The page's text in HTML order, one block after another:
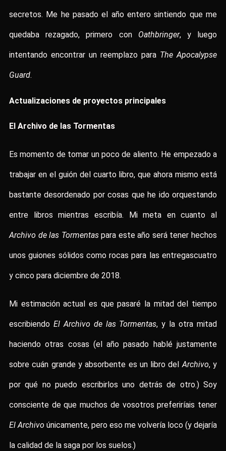
secretos. Me he pasado el año entero sintiendo que me
quedaba rezagado, primero con Oathbringer, y luego
intentando encontrar un reemplazo para The Apocalypse
Guard.
Actualizaciones de proyectos principales
El Archivo de las Tormentas
Es momento de tomar un poco de aliento. He empezado a
trabajar en el guión del cuarto libro, que ahora mismo está
bastante desordenado por cosas que he ido orquestando
entre libros mientras escribía. Mi meta en cuanto al
Archivo de las Tormentaspara este año será tener hechos
unos guiones sólidos como rocas para las entregascuatro
y cinco para diciembre de 2018.
Mi estimación actual es que pasaré la mitad del tiempo
escribiendo El Archivo de las Tormentas, y la otra mitad
haciendo otras cosas (el año pasado hablé justamente
sobre cuán grande y absorbente es un libro delArchivo, y
por qué no puedo escribirlos uno detrás de otro.) Soy
consciente de que muchos de vosotros preferiríais tener
El Archivo únicamente, pero eso me volvería loco (y dejaría
la calidad de la saga por los suelos.)